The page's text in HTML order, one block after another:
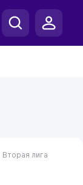
Вторая лига